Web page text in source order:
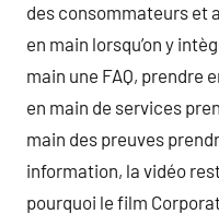
des consommateurs et
en main lorsqu’on y
main une FAQ, prendre
en main de services
main des preuves
information, la vidéo
pourquoi le film